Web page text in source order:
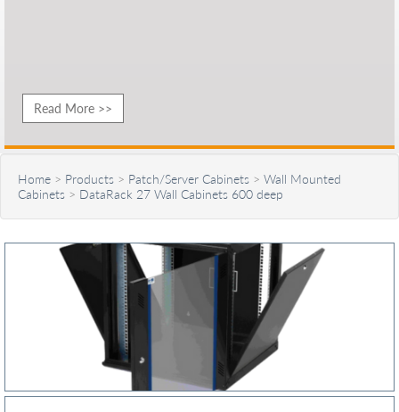
Read More >>
Home > Products > Patch/Server Cabinets > Wall Mounted
Cabinets > DataRack 27 Wall Cabinets 600 deep